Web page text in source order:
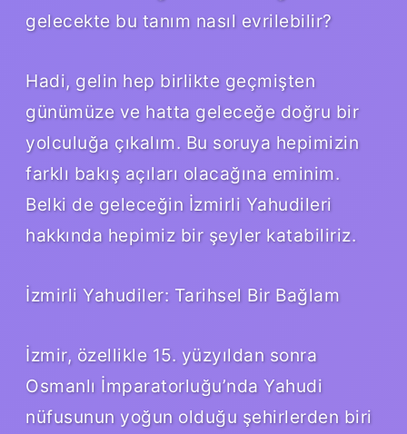
gelecekte bu tanım nasıl evrilebilir?
Hadi, gelin hep birlikte geçmişten
günümüze ve hatta geleceğe doğru bir
yolculuğa çıkalım. Bu soruya hepimizin
farklı bakış açıları olacağına eminim.
Belki de geleceğin İzmirli Yahudileri
hakkında hepimiz bir şeyler katabiliriz.
İzmirli Yahudiler: Tarihsel Bir Bağlam
İzmir, özellikle 15. yüzyıldan sonra
Osmanlı İmparatorluğu’nda Yahudi
nüfusunun yoğun olduğu şehirlerden biri